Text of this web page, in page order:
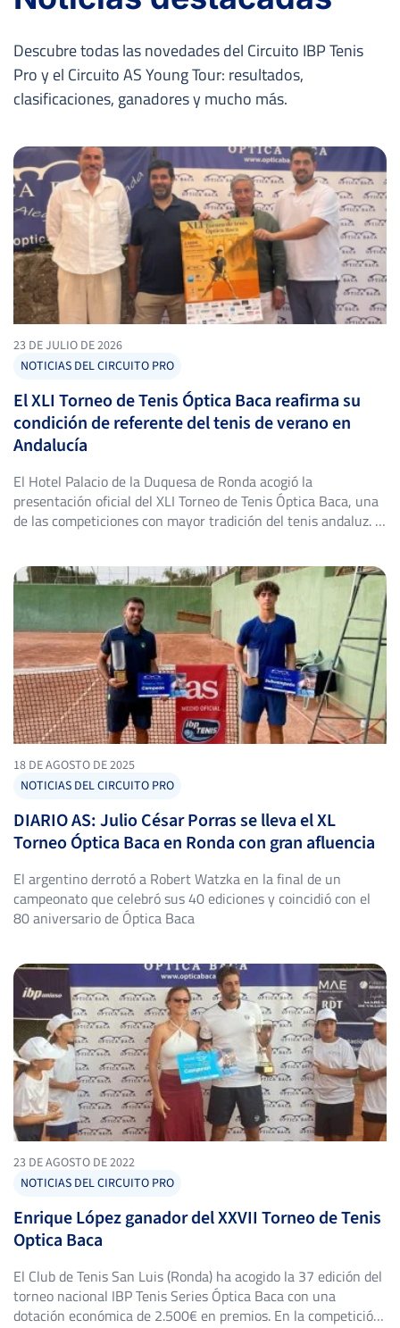
Descubre todas las novedades del Circuito IBP Tenis
Pro y el Circuito AS Young Tour: resultados,
clasificaciones, ganadores y mucho más.
23 DE JULIO DE 2026
NOTICIAS DEL CIRCUITO PRO
El XLI Torneo de Tenis Óptica Baca reafirma su
condición de referente del tenis de verano en
Andalucía
El Hotel Palacio de la Duquesa de Ronda acogió la
presentación oficial del XLI Torneo de Tenis Óptica Baca, una
de las competiciones con mayor tradición del tenis andaluz. El
agosto en las instalaciones […]
18 DE AGOSTO DE 2025
NOTICIAS DEL CIRCUITO PRO
DIARIO AS: Julio César Porras se lleva el XL
Torneo Óptica Baca en Ronda con gran afluencia
El argentino derrotó a Robert Watzka en la final de un
campeonato que celebró sus 40 ediciones y coincidió con el
80 aniversario de Óptica Baca
23 DE AGOSTO DE 2022
NOTICIAS DEL CIRCUITO PRO
Enrique López ganador del XXVII Torneo de Tenis
Optica Baca
El Club de Tenis San Luis (Ronda) ha acogido la 37 edición del
torneo nacional IBP Tenis Series Óptica Baca con una
dotación económica de 2.500€ en premios. En la competición